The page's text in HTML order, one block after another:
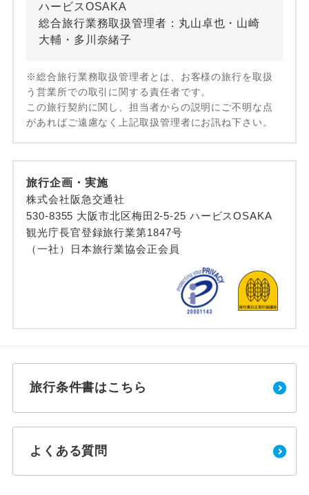
ハービスOSAKA
総合旅行業務取扱管理者：丸山卓也・山崎
大輔・多川奈緒子
※総合旅行業務取扱管理者とは、お客様の旅行を取扱
う営業所での取引に関する責任者です。
この旅行契約に関し、担当者からの説明にご不明な点
があればご遠慮なく上記取扱管理者にお訊ね下さい。
旅行企画・実施
株式会社阪急交通社
530-8355 大阪市北区梅田2-5-25 ハービスOSAKA
観光庁長官登録旅行業第1847号
（一社）日本旅行業協会正会員
旅行条件書はこちら
よくある質問